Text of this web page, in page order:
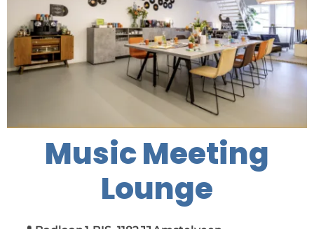
Music Meeting
Lounge